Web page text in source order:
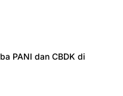
PANI dan CBDK di